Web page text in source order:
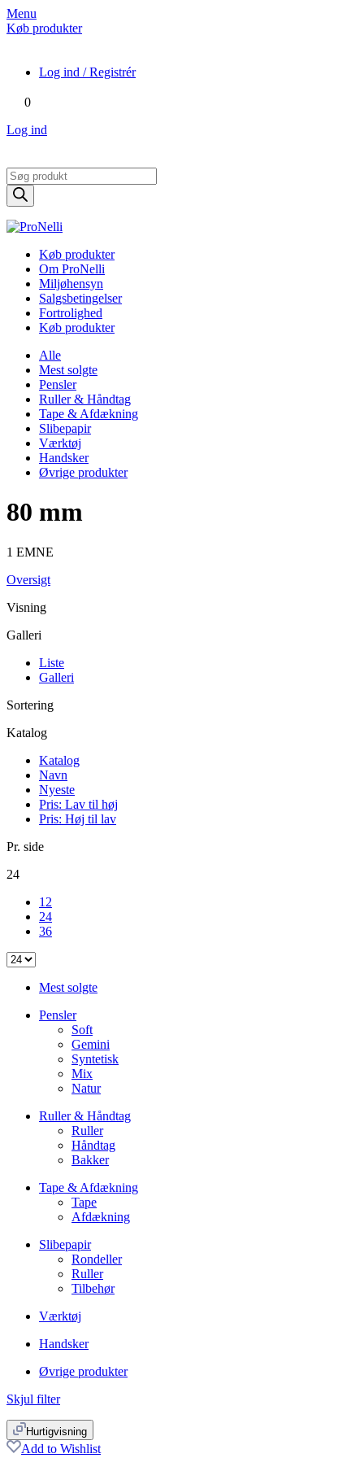
Menu
Køb produkter
Log ind / Registrér
0
Log ind
Products
search
Køb produkter
Om ProNelli
Miljøhensyn
Salgsbetingelser
Fortrolighed
Køb produkter
Alle
Mest solgte
Pensler
Ruller & Håndtag
Tape & Afdækning
Slibepapir
Værktøj
Handsker
Øvrige produkter
80 mm
1 EMNE
Oversigt
Visning
Galleri
Liste
Galleri
Sortering
Katalog
Katalog
Navn
Nyeste
Pris: Lav til høj
Pris: Høj til lav
Pr. side
24
12
24
36
Mest solgte
Pensler
Soft
Gemini
Syntetisk
Mix
Natur
Ruller & Håndtag
Ruller
Håndtag
Bakker
Tape & Afdækning
Tape
Afdækning
Slibepapir
Rondeller
Ruller
Tilbehør
Værktøj
Handsker
Øvrige produkter
Skjul filter
Hurtigvisning
Add to Wishlist